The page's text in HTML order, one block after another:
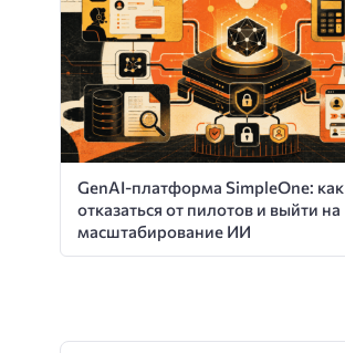
GenAI-платформа SimpleOne: как
отказаться от пилотов и выйти на
масштабирование ИИ